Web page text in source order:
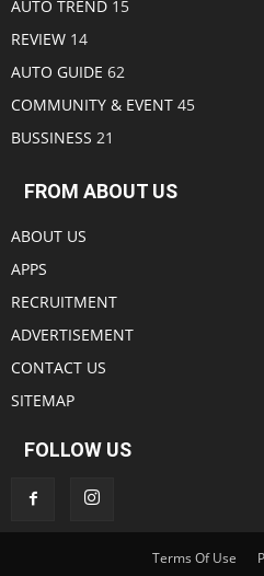
AUTO TREND 15
REVIEW 14
AUTO GUIDE 62
COMMUNITY & EVENT 45
BUSSINESS 21
FROM ABOUT US
ABOUT US
APPS
RECRUITMENT
ADVERTISEMENT
CONTACT US
SITEMAP
FOLLOW US
Terms Of Use